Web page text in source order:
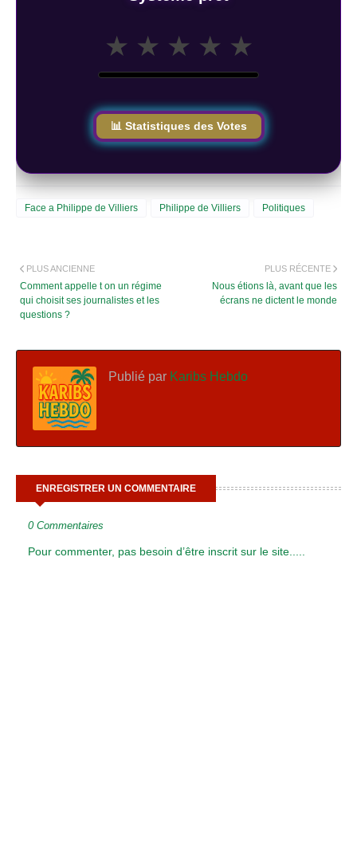
★ ★ ★ ★ ★
📊 Statistiques des Votes
Face a Philippe de Villiers Philippe de Villiers Politiques
PLUS RÉCENTE
Nous étions là, avant que les
écrans ne dictent le monde
PLUS ANCIENNE
Comment appelle t on un régime
qui choisit ses journalistes et les
questions ?
Publié par Karibs Hebdo
ENREGISTRER UN COMMENTAIRE
0 Commentaires
Pour commenter, pas besoin d’être inscrit sur le site.....